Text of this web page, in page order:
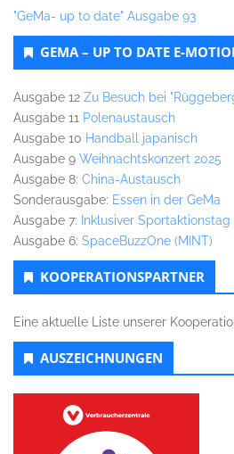
"GeMa- up to date" Ausgabe 93
GEMA – UP TO DATE E-
Ausgabe 12 Zu Besuch bei
Ausgabe 11 Polenaustausch
Ausgabe 10 Handball japanisch
Ausgabe 9 Weihnachtskonzert 2025
Ausgabe 8: China-Austausch
Sonderausgabe: Essen in der GeMa
Ausgabe 7: Inklusiver Sportaktionstag
Ausgabe 6: SpaceBuzzOne (MINT)
KOOPERATIONSPARTNER
Eine aktuelle Liste unserer
AUSZEICHNUNGEN